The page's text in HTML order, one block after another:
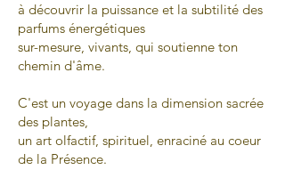
à découvrir la puissance et la subtilité des
parfums énergétiques
sur-mesure, vivants, qui soutienne ton
chemin d'âme.
C'est un voyage dans la dimension sacrée
des plantes,
un art olfactif, spirituel, enraciné au coeur
de la Présence.